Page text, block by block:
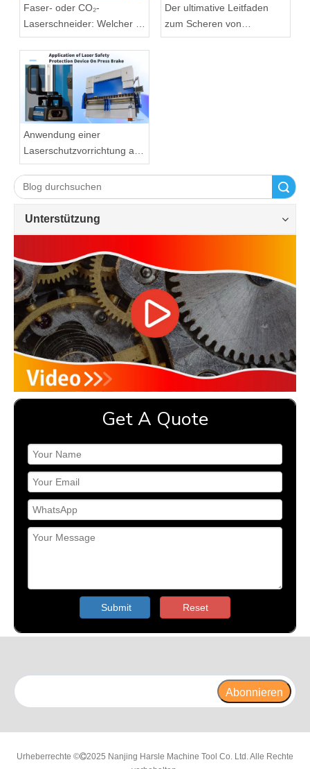
Faser- oder CO₂-
Laserschneider: Welcher ist
geeignet?
Der ultimative Leitfaden
zum Scheren von
Maschinenklingen
Anwendung einer
Laserschutzvorrichtung an
der Abkantpresse
Unterstützung
Get A Quote
Submit Reset
Abonnieren
Urheberrechte ©2025 Nanjing Harsle Machine Tool Co. Ltd. Alle Rechte